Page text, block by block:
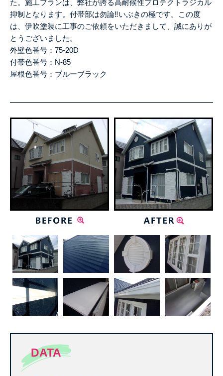
た。施工プランは、弊社が誇る高耐候性プロテクトラジカル
抑制となります。付帯部は勿論‼いぶきの極です。この度
は、伊吹塗装に工事のご依頼をいただきまして、誠にありが
とうございました。
外壁色番号：75-20D
付帯色番号：N-85
屋根色番号：ブルーブラック
DATA